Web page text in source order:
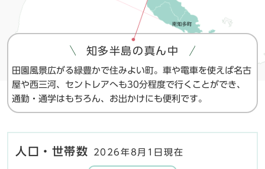
知多半島の真ん中
田園風景広がる緑豊かで住みよい町。車や電車を使えば名古
屋や西三河、セントレアへも30分程度で行くことができ、
通勤・通学はもちろん、お出かけにも便利です。
人口・世帯数 2026年8月1日現在